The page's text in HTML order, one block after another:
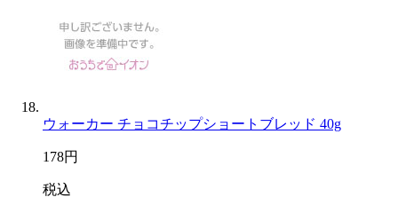
ウォーカー チョコチップショートブレッド 40g
178円
税込